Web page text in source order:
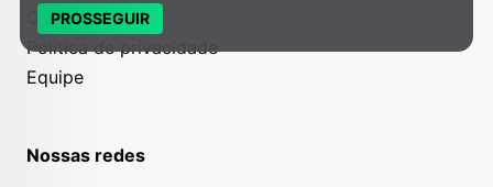
Quem somos
Política de privacidade
Equipe
Nossas redes
PROSSEGUIR